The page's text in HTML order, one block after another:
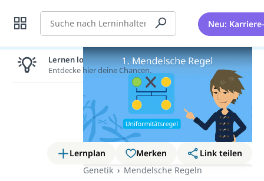
Suche Neu:
Lernplan Merken
Link teilen
Genetik
Mendelsche Regeln
Lernen lohnt sich!
Entdecke hier deine Chancen.